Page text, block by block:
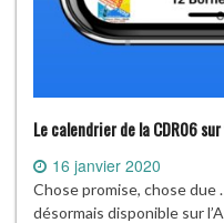
Le calendrier de la CDR06
16 janvier 2020
Chose promise, chose due
désormais disponible sur